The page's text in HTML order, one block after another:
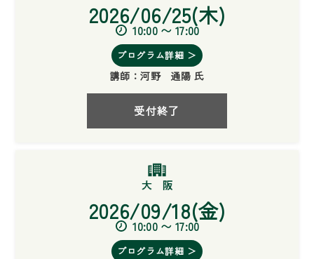
2026/06/25(木)
10:00 〜 17:00
プログラム詳細 ＞
講師：河野 通陽 氏
受付終了
2026/09/18(金)
10:00 〜 17:00
プログラム詳細 ＞